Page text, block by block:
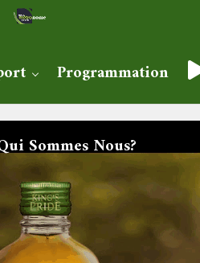
Programmation
Sommes Nous?